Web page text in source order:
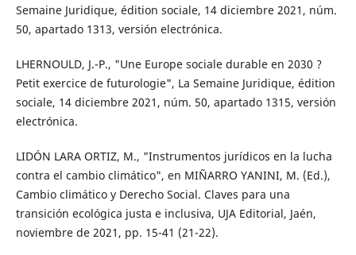
Semaine Juridique, édition sociale, 14 diciembre 2021, núm.
50, apartado 1313, versión electrónica.
LHERNOULD, J.-P., "Une Europe sociale durable en 2030 ?
Petit exercice de futurologie", La Semaine Juridique, édition
sociale, 14 diciembre 2021, núm. 50, apartado 1315, versión
electrónica.
LIDÓN LARA ORTIZ, M., "Instrumentos jurídicos en la lucha
contra el cambio climático", en MIÑARRO YANINI, M. (Ed.),
Cambio climático y Derecho Social. Claves para una
transición ecológica justa e inclusiva, UJA Editorial, Jaén,
noviembre de 2021, pp. 15-41 (21-22).